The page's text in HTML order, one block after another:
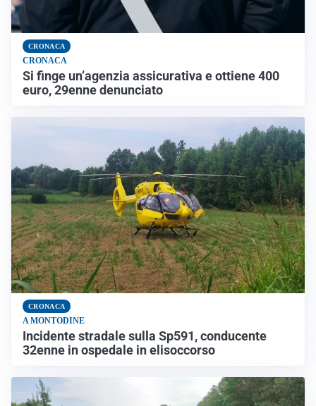
CRONACA
CRONACA
Si finge un’agenzia assicurativa e ottiene 400
euro, 29enne denunciato
CRONACA
A MONTODINE
Incidente stradale sulla Sp591, conducente
32enne in ospedale in elisoccorso